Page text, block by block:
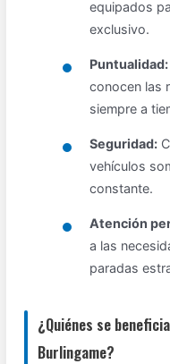
equipados
exclusivo.
Puntualidad:
conocen las
siempre a
Seguridad:
vehículos
constante.
Atención
a las
paradas
¿Quiénes se
Burlingame?